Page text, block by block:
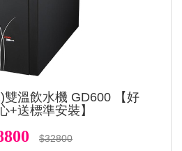
雙溫飲水機 GD600 【好
+送標準安裝】
$32800